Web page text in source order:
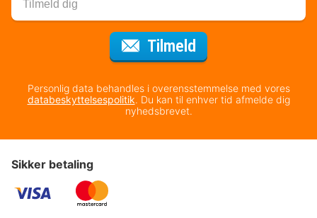
Tilmeld
Personlig data behandles i overensstemmelse med vores
databeskyttelsespolitik. Du kan til enhver tid afmelde dig
nyhedsbrevet.
Sikker betaling